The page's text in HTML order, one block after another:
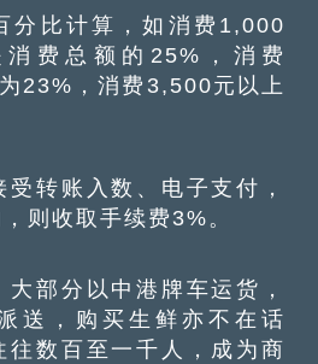
比计算，如消费1,000
费总额的25%，消费
23%，消费3,500元以上
转账入数、电子支付，
则收取手续费3%。
部分以中港牌车运货，
送，购买生鲜亦不在话
往数百至一千人，成为商